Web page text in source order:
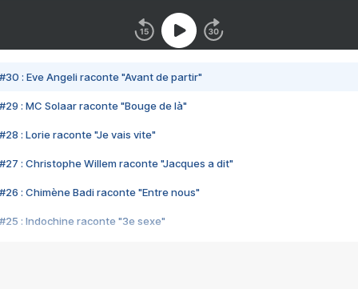
#30 : Eve Angeli raconte "Avant de partir"
#29 : MC Solaar raconte "Bouge de là"
#28 : Lorie raconte "Je vais vite"
#27 : Christophe Willem raconte "Jacques a dit"
#26 : Chimène Badi raconte "Entre nous"
#25 : Indochine raconte "3e sexe"